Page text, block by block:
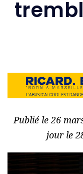
Publié le 26
jour le